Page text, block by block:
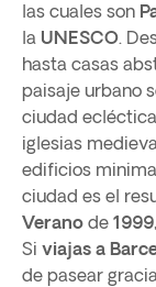
las cuales son
la UNESCO.
hasta casas
paisaje urbano
ciudad
iglesias
edificios
ciudad es el
Verano de 1999
Si viajas a
de pasear